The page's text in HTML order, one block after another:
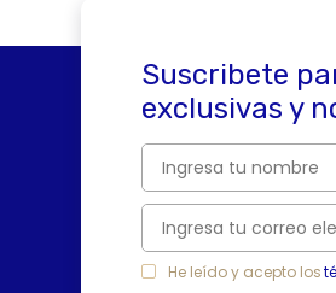
Suscribete
exclusivas y
He leído y acepto los